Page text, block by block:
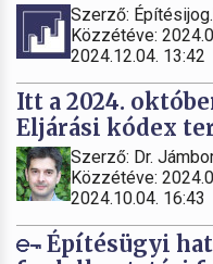
Szerző:
Közzétéve:
2024.12.04. 13:42
Itt a 2024.
Eljárási kódex
Szerző: Dr.
Közzétéve:
2024.10.04. 16:43
Építésügyi